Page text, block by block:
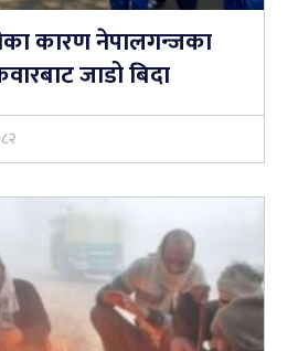
कारण नेपालगन्जका
जाडो बिदा